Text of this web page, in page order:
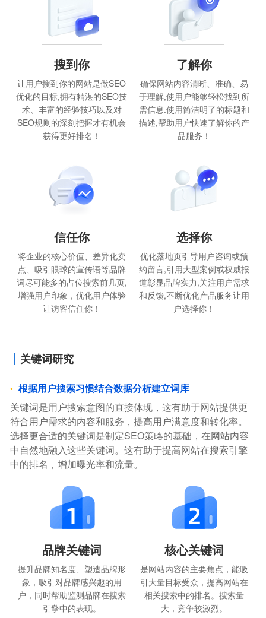
搜到你
让用户搜到你的网站是做SEO
优化的目标,拥有精湛的SEO技
术、丰富的经验技巧以及对
SEO规则的深刻把握才有机会
获得更好排名！
了解你
确保网站内容清晰、准确、易
于理解,使用户能够轻松找到所
需信息.使用简洁明了的标题和
描述,帮助用户快速了解你的产
品服务！
信任你
将企业的核心价值、差异化卖
点、吸引眼球的宣传语等品牌
词尽可能多的占位搜索前几页,
增强用户印象，优化用户体验
让访客信任你！
选择你
优化落地页引导用户咨询或预
约留言,引用大型案例或权威报
道彰显品牌实力,关注用户需求
和反馈,不断优化产品服务让用
户选择你！
关键词研究
根据用户搜索习惯结合数据分析建立词库
关键词是用户搜索意图的直接体现，这有助于网站提供更
符合用户需求的内容和服务，提高用户满意度和转化率。
选择更合适的关键词是制定SEO策略的基础，在网站内容
中自然地融入这些关键词。这有助于提高网站在搜索引擎
中的排名，增加曝光率和流量。
品牌关键词
提升品牌知名度、塑造品牌形
象，吸引对品牌感兴趣的用
户，同时帮助监测品牌在搜索
引擎中的表现。
核心关键词
是网站内容的主要焦点，能吸
引大量目标受众，提高网站在
相关搜索中的排名。搜索量
大，竞争较激烈。